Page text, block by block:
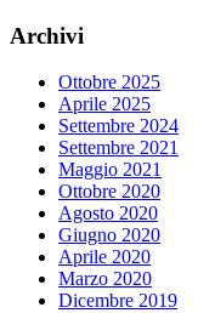
Archivi
Ottobre 2025
Aprile 2025
Settembre 2024
Settembre 2021
Maggio 2021
Ottobre 2020
Agosto 2020
Giugno 2020
Aprile 2020
Marzo 2020
Dicembre 2019